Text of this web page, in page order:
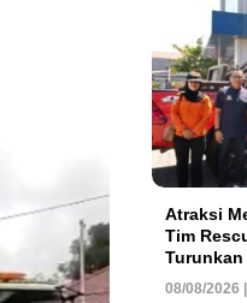
Atraksi
Tim
08/08/2026